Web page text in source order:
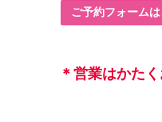
ご予約フォーム
＊営業はかた